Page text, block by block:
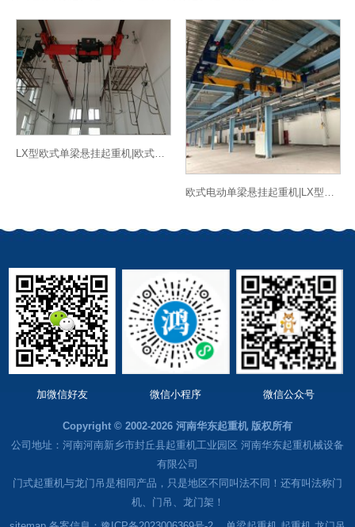
LX型欧式单梁悬挂起重机|欧式电动单梁悬挂起重机
加微信好友 微信小程序 微信公众号
Copyright © 2002-2026 河南华东起重机 版权所有
公司地址：河南河南新乡市封丘县起重机工业园区 河南华东起重机械设备
有限公司
门式起重机与龙门吊是相同产品，只是地区不同叫法不同！还有叫法称门
机、门吊、龙门架！